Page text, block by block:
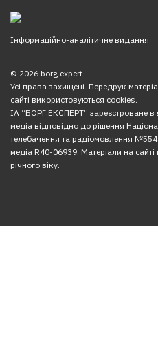
Інформаційно-аналітичне видання
© 2026 borg.expert
Усі права захищені. Передрук
сайті використовуються cookies.
ІА “БОРГ.ЕКСПЕРТ” зареєстроване в
медіа відповідно до рішення
телебачення та радіомовлення
медіа R40-06939. Матеріали на сайті
річного віку.